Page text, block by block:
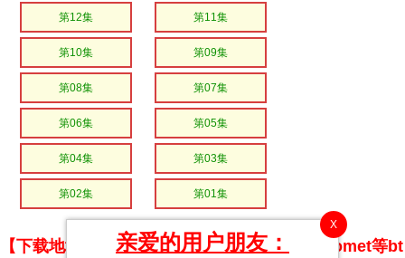
X
亲爱的用户朋友：
第12集 第11集
第10集 第09集
第08集 第07集
第06集 第05集
第04集 第03集
第02集 第01集
【下载地址】magnet推荐使用utorrent、BitComet等bt